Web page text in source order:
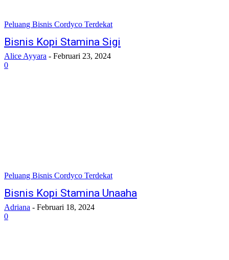
Peluang Bisnis Cordyco Terdekat
Bisnis Kopi Stamina Sigi
Alice Ayyara - Februari 23, 2024
0
Peluang Bisnis Cordyco Terdekat
Bisnis Kopi Stamina Unaaha
Adriana - Februari 18, 2024
0